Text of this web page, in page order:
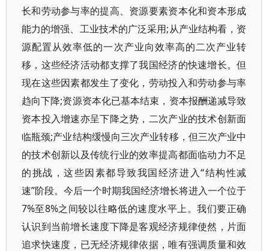
长和劳动参与率的提高、资源要素资本化和资本形成
能力的增强、工业技术的广泛采用;从产业结构看，资
源配置从效率低的一次产业向效率高的二次产业转
移，这些经济活动都支撑了我国经济的快速增长。但
现在这些因素都发生了变化，劳动投入和劳动参与率
趋向下降;资源资本化已基本结束，资本报酬递减导致
资本投入增速亦呈下降之势，二次产业的技术创新面
临瓶颈;产业结构缓慢向三次产业转移，但三次产业中
的技术创新以及传统行业的效率提高都面临动力不足
的挑战，这些因素都导致我国经济进入“结构性减
速”阶段。今后一个时期我国经济增长将进入一个位于
7%至8%之间较以往略低的速度水平上。我们要正确
认识到当前增长速度下降是客观经济规律使然，片面
追求快速度，已无经济规律依据，唯有强调质量和效